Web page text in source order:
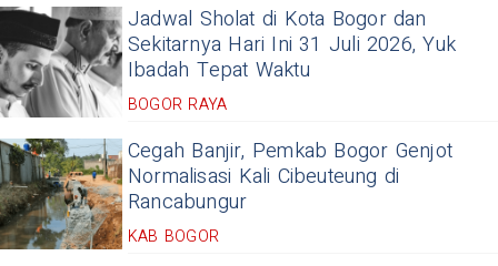
Jadwal Sholat di Kota Bogor dan
Sekitarnya Hari Ini 31 Juli 2026, Yuk
Ibadah Tepat Waktu
BOGOR RAYA
Cegah Banjir, Pemkab Bogor Genjot
Normalisasi Kali Cibeuteung di
Rancabungur
KAB BOGOR